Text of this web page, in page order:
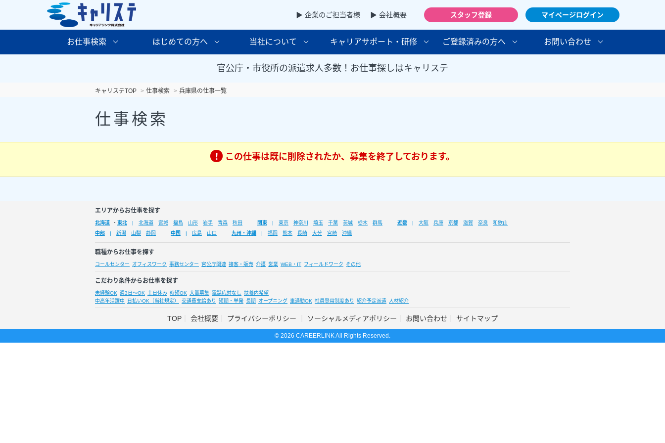
▶ 企業のご担当者様 ▶ 会社概要 スタッフ登録 マイページログイン
お仕事検索 はじめての方へ 当社について キャリアサポート・研修 ご登録済みの方へ お問い合わせ
官公庁・市役所の派遣求人多数！お仕事探しはキャリステ
キャリステTOP 仕事検索 兵庫県の仕事一覧
仕事検索
この仕事は既に削除されたか、募集を終了しております。
エリアからお仕事を探す
北海道 ・ 東北 北海道 宮城 福島 山形 岩手 青森 秋田 関東 東京 神奈川 埼玉 千葉 茨城 栃木 群馬 近畿 大阪 兵庫 京都 滋賀 奈良
和歌山
中部
新潟 山梨 静岡 中国 広島 山口 九州・沖縄 福岡 熊本 長崎 大分 宮崎 沖縄
職種からお仕事を探す
コールセンター オフィスワーク 事務センター 官公庁関連 接客・販売 介護 営業 WEB・IT フィールドワーク その他
こだわり条件からお仕事を探す
未経験OK 週3日～OK 土日休み 時短OK 大量募集 電話応対なし 扶養内希望
中高年活躍中
日払いOK（当社規定） 交通費支給あり 短期・単発 長期 オープニング 車通勤OK 社員登用制度あり 紹介予定派遣 人材紹介
TOP 会社概要 プライバシーポリシー ソーシャルメディアポリシー お問い合わせ サイトマップ
© 2026 CAREERLINK All Rights Reserved.